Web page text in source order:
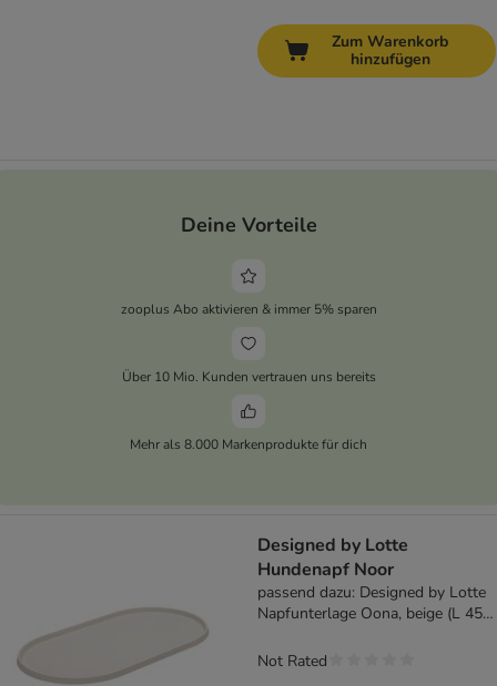
Zum Warenkorb
hinzufügen
Deine Vorteile
zooplus Abo aktivieren & immer 5% sparen
Über 10 Mio. Kunden vertrauen uns bereits
Mehr als 8.000 Markenprodukte für dich
Designed by Lotte
Hundenapf Noor
passend dazu: Designed by Lotte
Napfunterlage Oona, beige (L 45 x
Not Rated